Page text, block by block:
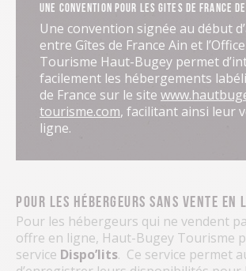
Une convention pour les Gites de France de
Une convention signée au début
entre Gîtes de France Ain et
Tourisme Haut-Bugey permet
facilement les hébergements
de France sur le site
tourisme.com, facilitant ainsi leur
ligne.
Pour les hébergeurs sans vente en
Pour les hébergeurs qui ne vendent
offre en ligne, Haut-Bugey Tourisme
service Dispo’lits. Ce service permet